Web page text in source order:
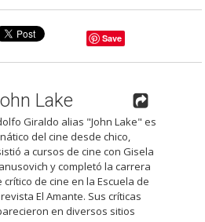
Save
Lake
Giraldo alias "John Lake" es
del cine desde chico,
a cursos de cine con Gisela
y completó la carrera
crítico de cine en la Escuela de
El Amante. Sus críticas
en diversos sitios